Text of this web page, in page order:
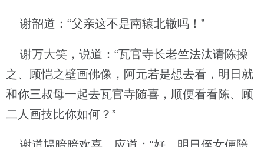
谢韶道：“父亲这不是南辕北辙吗！”
谢万大笑，说道：“瓦官寺长老竺法汰请陈操
之、顾恺之壁画佛像，阿元若是想去看，明日就
和你三叔母一起去瓦官寺随喜，顺便看看陈、顾
二人画技比你如何？”